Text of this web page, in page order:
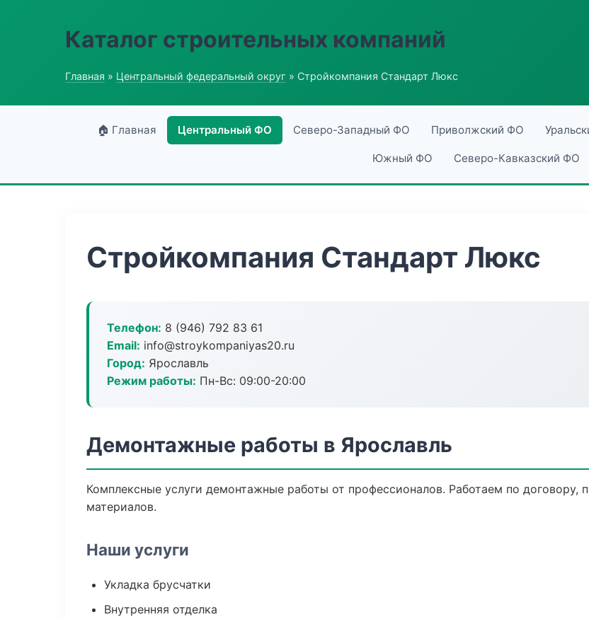
Каталог строительных компаний
Главная » Центральный федеральный округ » Стройкомпания Стандарт Люкс
🏠 Главная Центральный ФО Северо-Западный ФО Приволжский ФО
Южный ФО Северо-Кавказский ФО
Стройкомпания Стандарт Люкс
Телефон: 8 (946) 792 83 61
Email: info@stroykompaniyas20.ru
Город: Ярославль
Режим работы: Пн-Вс: 09:00-20:00
Демонтажные работы в Ярославль
Комплексные услуги демонтажные работы от профессионалов. Работаем по
материалов.
Наши услуги
Укладка брусчатки
Внутренняя отделка